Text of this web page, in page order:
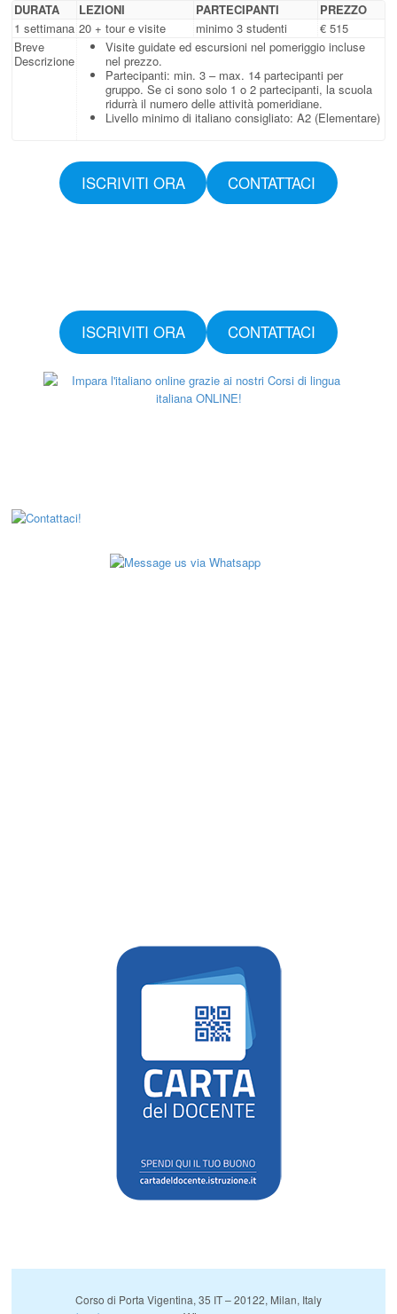
DURATA LEZIONI PARTECIPANTI
PREZZO
1 settimana 20 + tour e visite minimo 3 studenti
€ 515
Breve
Descrizione
Visite guidate ed escursioni nel pomeriggio incluse
nel prezzo.
Partecipanti: min. 3 – max. 14 partecipanti per
gruppo. Se ci sono solo 1 o 2 partecipanti, la scuola
ridurrà il numero delle attività pomeridiane.
Livello minimo di italiano consigliato: A2 (Elementare)
ISCRIVITI ORA CONTATTACI
ISCRIVITI ORA CONTATTACI
Corso di Porta Vigentina, 35 IT – 20122, Milan, Italy